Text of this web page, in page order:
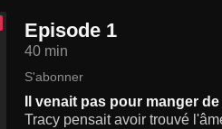
Episode 1
40 min
S'abonner
Il venait pas pour manger
Tracy pensait avoir trouvé